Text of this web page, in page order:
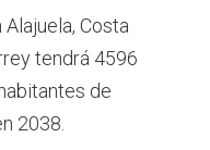
Costa
tendrá 4596
de
2038.